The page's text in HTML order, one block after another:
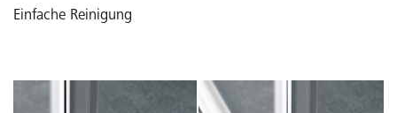
Einfache Reinigung